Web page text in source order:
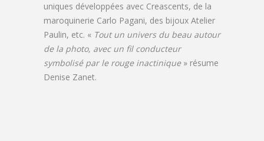
uniques développées avec Creascents, de la
maroquinerie Carlo Pagani, des bijoux Atelier
Paulin, etc. « Tout un univers du beau autour
de la photo, avec un fil conducteur
symbolisé par le rouge inactinique» résume
Denise Zanet.